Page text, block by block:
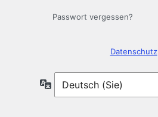
Passwort vergessen?
Datenschutz
Sprache